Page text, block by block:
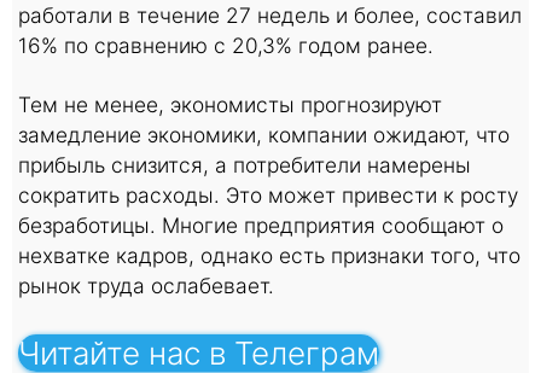
работали в течение 27 недель и более, составил
16% по сравнению с 20,3% годом ранее.
Тем не менее, экономисты прогнозируют
замедление экономики, компании ожидают, что
прибыль снизится, а потребители намерены
сократить расходы. Это может привести к росту
безработицы. Многие предприятия сообщают о
нехватке кадров, однако есть признаки того, что
рынок труда ослабевает.
Читайте нас в Телеграм